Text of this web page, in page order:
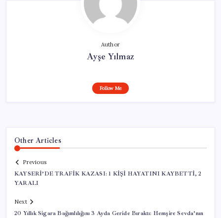
Author
Ayşe Yılmaz
Follow Me
Other Articles
Previous
KAYSERİ’DE TRAFİK KAZASI: 1 KİŞİ HAYATINI KAYBETTİ, 2
YARALI
Next
20 Yıllık Sigara Bağımlılığını 3 Ayda Geride Bıraktı: Hemşire Sevda’nın